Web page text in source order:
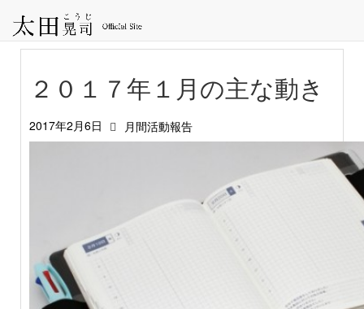
２０１７年１月の主な動き
2017年2月6日 月間活動報告